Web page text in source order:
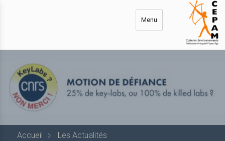
Menu
Accueil
Les Actualités